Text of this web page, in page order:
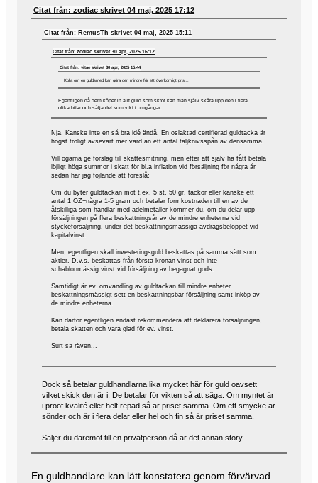
Citat från: zodiac skrivet 04 maj, 2025 17:12
Citat från: RemusTh skrivet 04 maj, 2025 15:11
Citat från: zodiac skrivet 30 apr, 2025 16:12
Citat från: vitae skrivet 30 apr, 2025 15:44
Kolla om en guldsmed kan göra den mindre för ett överkomligt pris...
Egentligen då dem köper in allt guld som skrot kan man själv skära upp den i flera
olika bitar och sälja det som vikt i omgångar.
Nja. Kanske inte en så bra idé ändå. En oslaktad certifierad guldtacka är
högst troligt avsevärt mer värd än ett antal täljknivsspån av densamma.
Vill ogärna ge förslag till skattesmitning, men efter att själv ha fått betala
löjligt höga summor i skatt för bl.a inflation vid försäljning för några år
sedan har jag föjlande att föreslå:
Om du byter guldtackan mot t.ex. 5 st. 50 gr. tackor eller kanske ett
antal 1 OZ+några 1-5 gram och betalar formkostnaden till en av de
åtskilliga som handlar med ädelmetaller kommer du, om du delar upp
försäljningen på flera beskattningsår av de mindre enheterna vid
styckeförsäljning, under det beskattningsmässiga avdragsbeloppet vid
kapitalvinst.
Men, egentligen skall investeringsguld beskattas på samma sätt som
aktier. D.v.s. beskattas från första kronan vinst och inte
schablonmässig vinst vid försäljning av begagnat gods.
Samtidigt är ev. omvandling av guldtackan till mindre enheter
beskattningsmässigt sett en beskattningsbar försäljning samt inköp av
de mindre enheterna.
Kan därför egentligen endast rekommendera att deklarera försäljningen,
betala skatten och vara glad för ev. vinst.
Surt sa räven...
Dock så betalar guldhandlarna lika mycket här för guld oavsett
vilket skick den är i. De betalar för vikten så att säga. Om myntet är
i proof kvalité eller helt repad så är priset samma. Om ett smycke är
sönder och är i flera delar eller hel och fin så är priset samma.
Säljer du däremot till en privatperson då är det annan story.
En guldhandlare kan lätt konstatera genom förvärvad